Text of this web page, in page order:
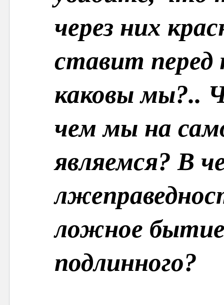
через них
ставит перед
каковы мы?..
чем мы на
являемся? В
ложное
подлинного?